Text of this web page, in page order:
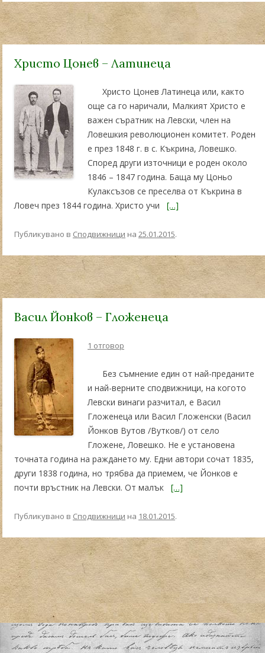
Христо Цонев – Латинеца
Христо Цонев Латинеца или, както
още са го наричали, Малкият Христо e
важен съратник на Левски, член на
Ловешкия революционен комитет. Роден
е през 1848 г. в с. Къкрина, Ловешко.
Според други източници е роден около
1846 – 1847 година. Баща му Цоньо
Кулаксъзов се преселва от Къкрина в
Ловеч през 1844 година. Христо учи […]
Публикувано в Сподвижници на 25.01.2015.
Васил Йонков – Гложенеца
1 отговор
Без съмнение един от най-преданите
и най-верните сподвижници, на когото
Левски винаги разчитал, е Васил
Гложенеца или Васил Гложенски (Васил
Йонков Вутов /Вутков/) от село
Гложене, Ловешко. Не е установена
точната година на раждането му. Едни автори сочат 1835,
други 1838 година, но трябва да приемем, че Йонков е
почти връстник на Левски. От малък […]
Публикувано в Сподвижници на 18.01.2015.